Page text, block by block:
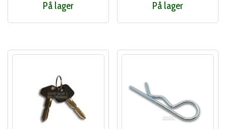
På lager På lager